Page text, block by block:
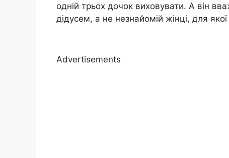
одній трьох дочок виховувати. А він
дідусем, а не незнайомій жінці, для
Advertisements